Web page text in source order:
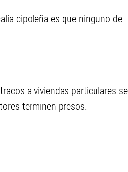
cipoleña es que ninguno de
a viviendas particulares se
terminen presos.